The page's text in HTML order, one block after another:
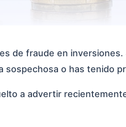
de fraude en
o has tenido
a advertir